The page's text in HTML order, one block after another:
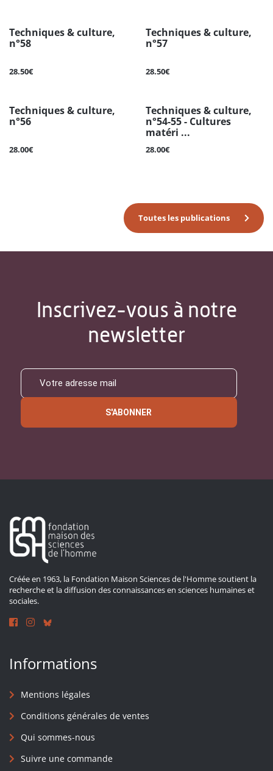
Techniques & culture,
n°58
28.50€
Techniques & culture,
n°57
28.50€
Techniques & culture,
n°56
28.00€
Techniques & culture,
n°54-55 - Cultures
matéri ...
28.00€
Toutes les publications
Inscrivez-vous à notre
newsletter
S'ABONNER
Créée en 1963, la Fondation Maison Sciences de l'Homme soutient la
recherche et la diffusion des connaissances en sciences humaines et
sociales.
Informations
Mentions légales
Conditions générales de ventes
Qui sommes-nous
Suivre une commande